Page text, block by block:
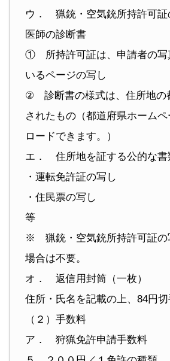
ウ． 猟銃・空気銃所持許可証
医師の診断書
① 所持許可証は、申請者の写
いるページの写し
② 診断書の様式は、住所地の
されたもの（都道府県ホーム
ロードできます。）
エ． 住所地を証する公的な書
・運転免許証の写し
・住民票の写し
等
※ 猟銃・空気銃所持許可証の
場合は不要。
オ． 返信用封筒（一枚）
住所・氏名を記載の上、84円
（２）手数料
ア． 狩猟免許申請手数料